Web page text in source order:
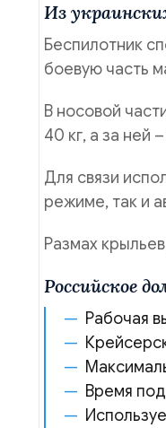
Из
Беспилотник
боевую часть
В носовой
40 кг, а за ней
Для связи
режиме, так и
Размах
Российское
Рабочая
Время